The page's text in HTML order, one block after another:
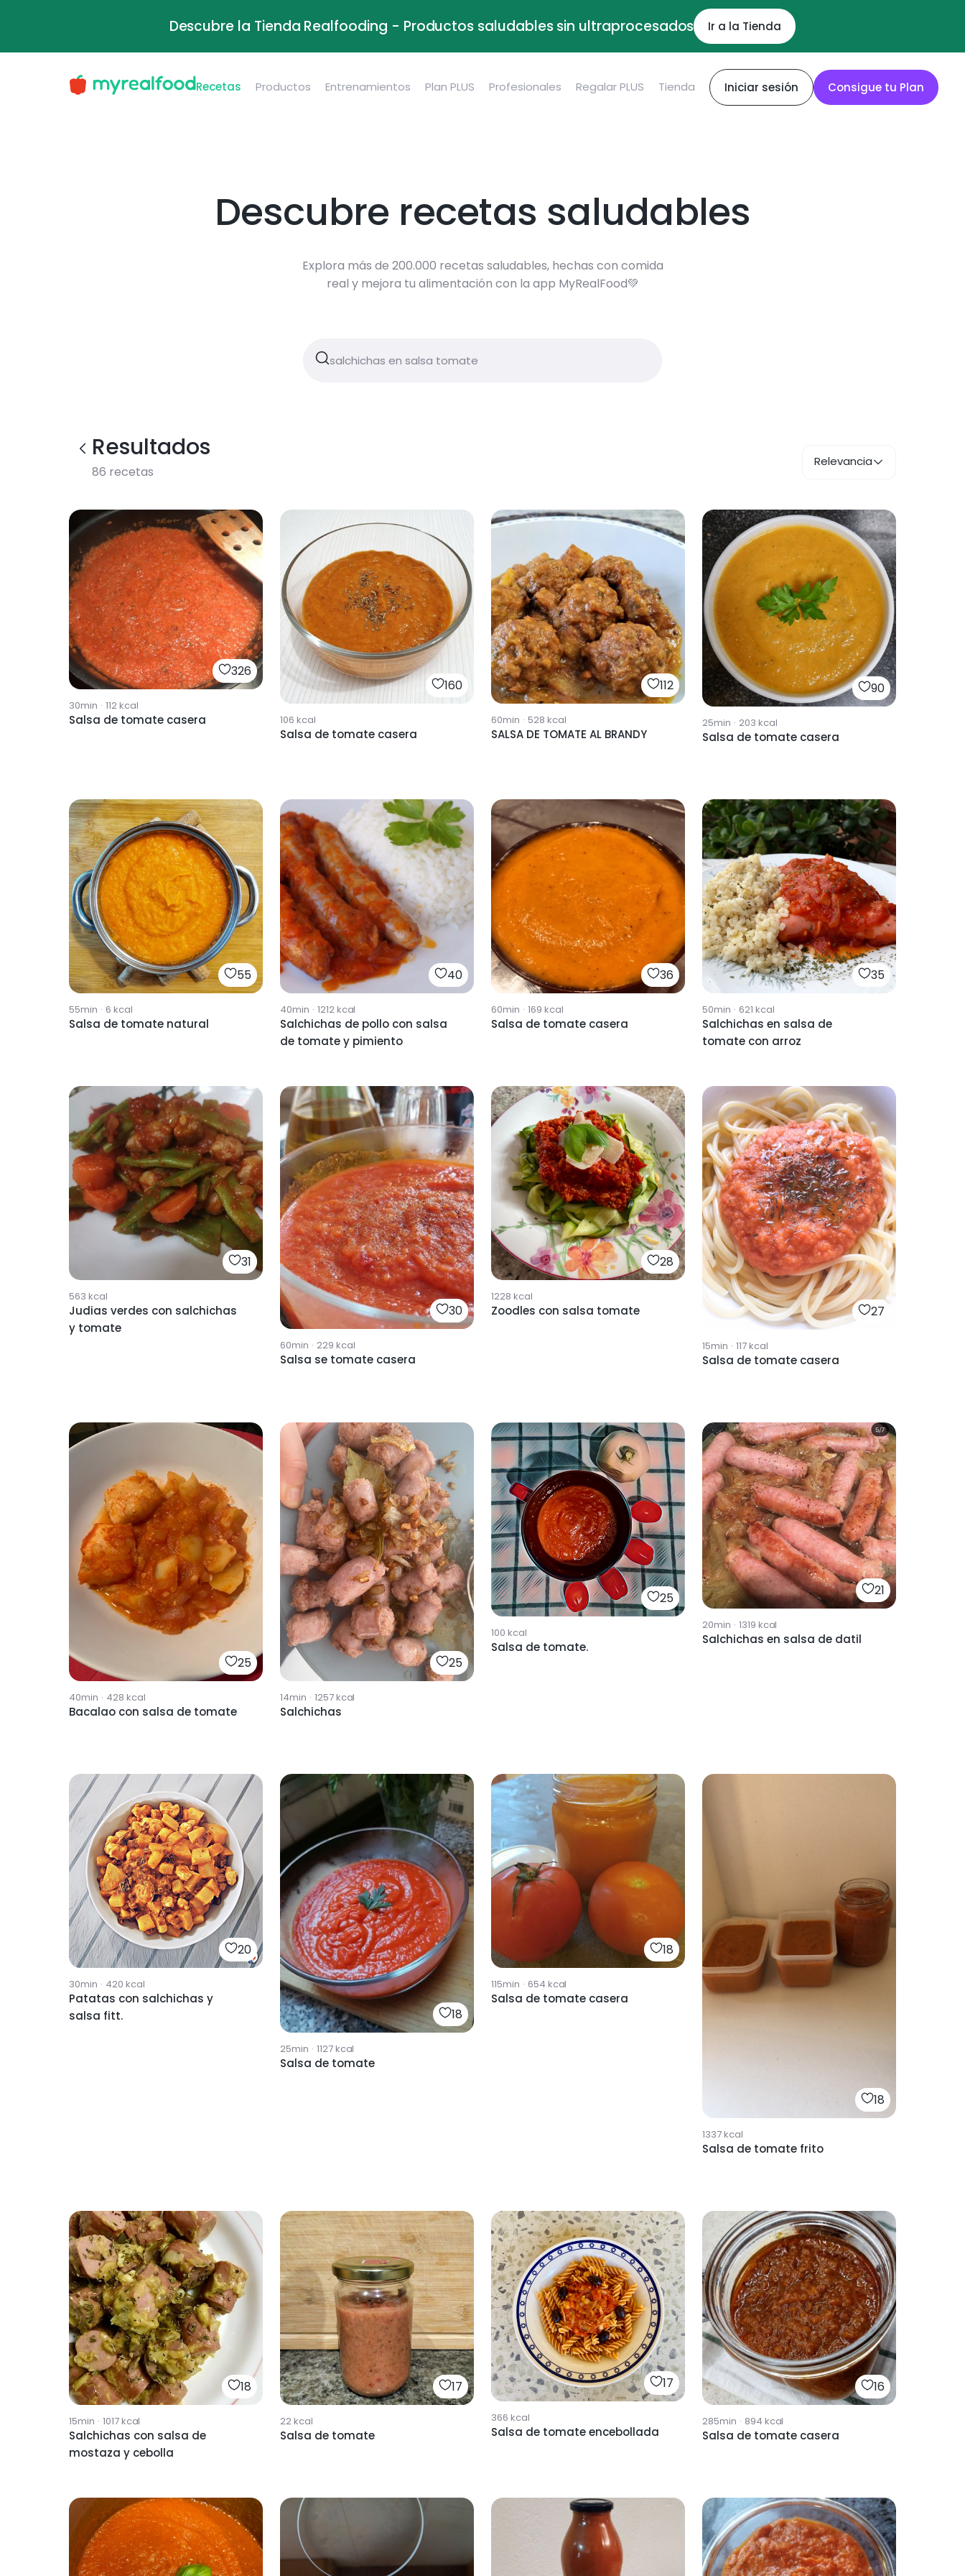
Descubre la Tienda Realfooding - Productos saludables sin ultraprocesados Ir a la Tienda
Recetas Productos Entrenamientos Plan PLUS Profesionales Regalar PLUS Tienda Iniciar sesión Consigue tu Plan
Descubre recetas saludables
Explora más de 200.000 recetas saludables, hechas con comida
real y mejora tu alimentación con la app MyRealFood💚
Resultados
86 recetas
Relevancia
326
30min · 112kcal
Salsa de tomate casera
160
106 kcal
Salsa de tomate casera
112
60min · 528 kcal
SALSA DE TOMATE AL BRANDY
90
25min · 203 kcal
Salsa de tomate casera
55
55min · 6 kcal
Salsa de tomate natural
40
40min · 1212kcal
Salchichas de pollo con salsa
de tomate y pimiento
36
60min · 169 kcal
Salsa de tomate casera
35
50min · 621 kcal
Salchichas en salsa de
tomate con arroz
31
563 kcal
Judias verdes con salchichas
y tomate
30
60min · 229 kcal
Salsa se tomate casera
28
1228 kcal
Zoodles con salsa tomate 27
15min · 117kcal
Salsa de tomate casera
25
40min · 428 kcal
Bacalao con salsa de tomate
25
14min · 1257kcal
Salchichas
25
100 kcal
Salsa de tomate.
21
20min · 1319 kcal
Salchichas en salsa de datil
20
30min · 420 kcal
Patatas con salchichas y
salsa fitt.
18
25min · 1127kcal
Salsa de tomate
18
115min · 654 kcal
Salsa de tomate casera
18
1337kcal
Salsa de tomate frito
18
15min · 1017kcal
Salchichas con salsa de
mostaza y cebolla
17
22kcal
Salsa de tomate
17
366 kcal
Salsa de tomate encebollada
16
285min · 894 kcal
Salsa de tomate casera